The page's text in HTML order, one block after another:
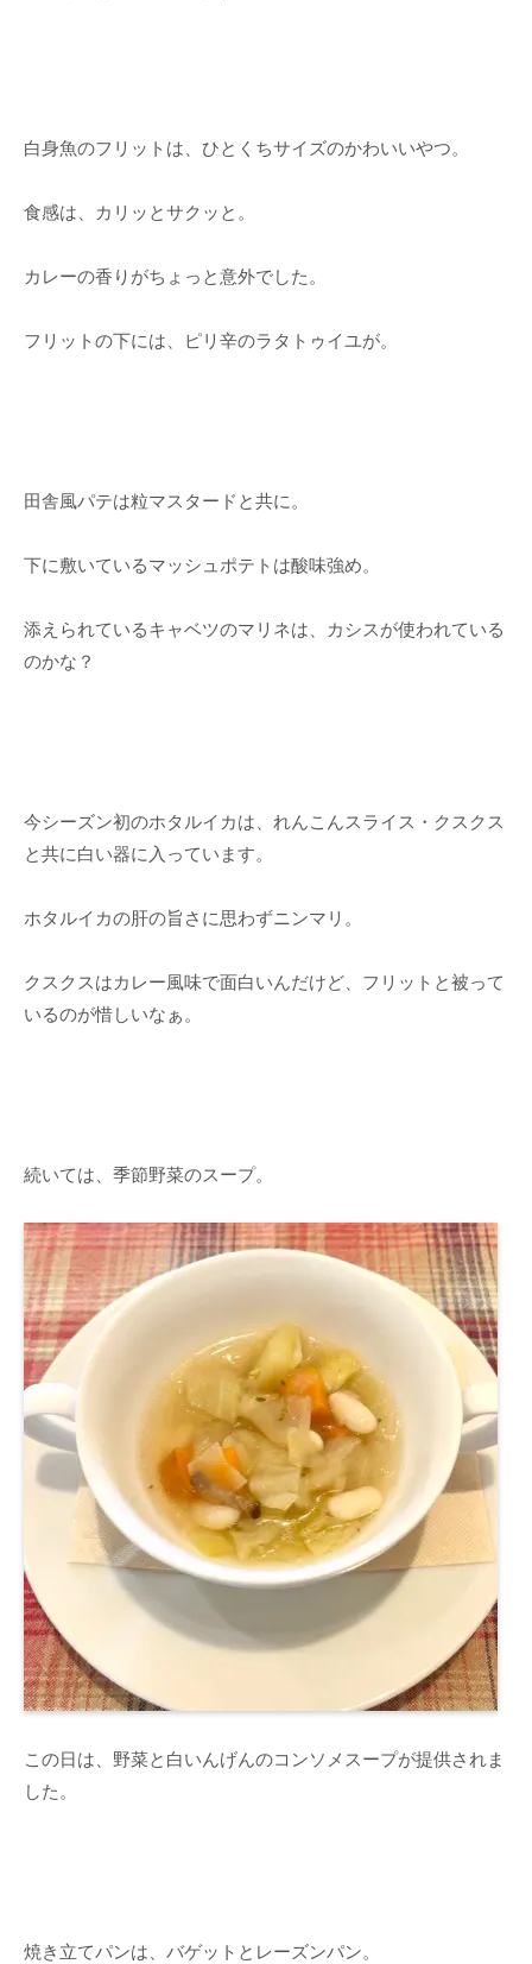
白身魚のフリットは、ひとくちサイズのかわいいやつ。
食感は、カリッとサクッと。
カレーの香りがちょっと意外でした。
フリットの下には、ピリ辛のラタトゥイユが。
田舎風パテは粒マスタードと共に。
下に敷いているマッシュポテトは酸味強め。
添えられているキャベツのマリネは、カシスが使われている
のかな？
今シーズン初のホタルイカは、れんこんスライス・クスクス
と共に白い器に入っています。
ホタルイカの肝の旨さに思わずニンマリ。
クスクスはカレー風味で面白いんだけど、フリットと被って
いるのが惜しいなぁ。
続いては、季節野菜のスープ。
この日は、野菜と白いんげんのコンソメスープが提供されま
した。
焼き立てパンは、バゲットとレーズンパン。